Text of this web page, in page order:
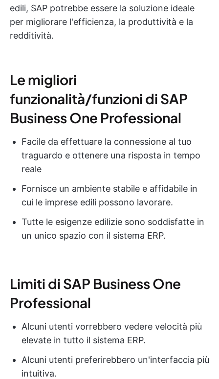
edili, SAP potrebbe essere la soluzione ideale
per migliorare l'efficienza, la produttività e la
redditività.
Le migliori
funzionalità/funzioni di SAP
Business One Professional
Facile da effettuare la connessione al tuo
traguardo e ottenere una risposta in tempo
reale
Fornisce un ambiente stabile e affidabile in
cui le imprese edili possono lavorare.
Tutte le esigenze edilizie sono soddisfatte in
un unico spazio con il sistema ERP.
Limiti di SAP Business One
Professional
Alcuni utenti vorrebbero vedere velocità più
elevate in tutto il sistema ERP.
Alcuni utenti preferirebbero un'interfaccia più
intuitiva.